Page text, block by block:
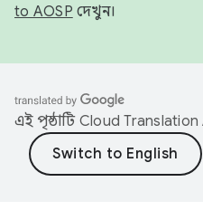
to AOSP দেখুন।
এই পৃষ্ঠাটি Cloud Translation